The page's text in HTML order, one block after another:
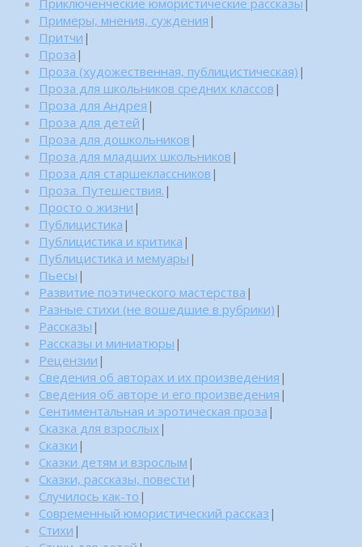
Примеры, мнения, суждения |
Притчи |
Проза |
Проза (художественная, публицистическая) |
Проза для школьников средних классов |
Проза для Андрея |
Проза для детей |
Проза для дошкольников |
Проза для младших школьников |
Проза для старшеклассников |
Проза. Путешествия. |
Просто о жизни |
Публицистика |
Публицистика и критика |
Публицистика и мемуары |
Пьесы |
Развитие поэтического мастерства |
Разные стихи (не вошедшие в рубрики) |
Рассказы |
Рассказы и миниатюры |
Рецензии |
Сведения об авторах и их произведения |
Сведения об авторе и его произведения |
Сентиментальная и эротическая проза |
Сказка для взрослых |
Сказки |
Сказки детям и взрослым |
Сказки, рассказы, повести |
Случилось как-то |
Современный юмористический рассказ |
Стихи |